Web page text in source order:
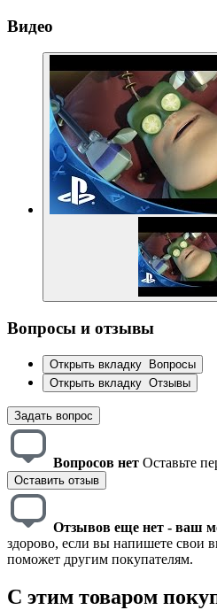
Видео
Вопросы и отзывы
Открыть вкладку
Вопросы
Открыть вкладку Отзывы
Задать вопрос
Вопросов нет Оставьте
Оставить отзыв
Отзывов еще нет - ваш
здорово, если вы напишете свои
поможет другим покупателям.
С этим товаром